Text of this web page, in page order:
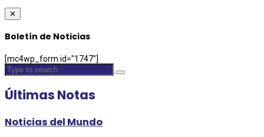
✕
Boletín de Noticias
[mc4wp_form id="1747"]
Últimas Notas
Noticias del Mundo